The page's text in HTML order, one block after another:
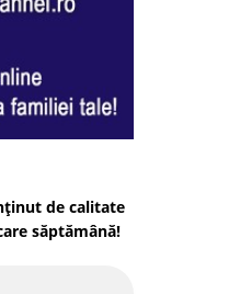
de calitate
săptămână!